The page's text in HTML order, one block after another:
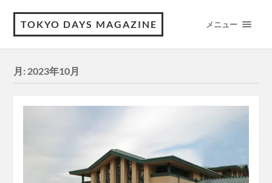
TOKYO DAYS MAGAZINE メニュー
月: 2023年10月